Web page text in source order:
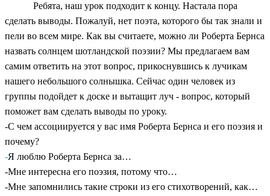
Ребята, наш урок подходит к концу. Настала пора
сделать выводы. Пожалуй, нет поэта, которого бы так знали и
пели во всем мире. Как вы считаете, можно ли Роберта Бернса
назвать солнцем шотландской поэзии? Мы предлагаем вам
самим ответить на этот вопрос, прикоснувшись к лучикам
нашего небольшого солнышка. Сейчас один человек из
группы подойдет к доске и вытащит луч - вопрос, который
поможет вам сделать выводы по уроку.
-С чем ассоциируется у вас имя Роберта Бернса и его поэзия и
почему?
-Я люблю Роберта Бернса за…
-Мне интересна его поэзия, потому что…
-Мне запомнились такие строки из его стихотворений, как…